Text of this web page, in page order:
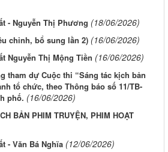
- Nguyễn Thị Phương (18/06/2026)
chỉnh, bổ sung lần 2) (16/06/2026)
Nguyễn Thị Mộng Tiền (16/06/2026)
tham dự Cuộc thi “Sáng tác kịch bản
tổ chức, theo Thông báo số 11/TB-
phố. (16/06/2026)
BẢN PHIM TRUYỆN, PHIM HOẠT
- Văn Bá Nghĩa (12/06/2026)